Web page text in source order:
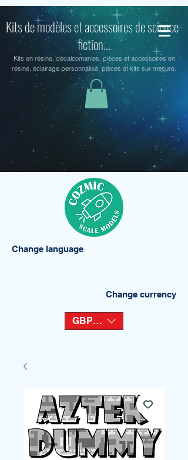
Kits de modèles et accessoires de science-
fiction...
Kits en résine, décalcomanies, pièces et accessoires en
résine, éclairage personnalisé, pièces et kits sur mesure.
Change language
Change currency
GBP (£)